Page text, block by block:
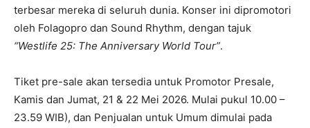
terbesar mereka di seluruh dunia. Konser ini dipromotori
oleh Folagopro dan Sound Rhythm, dengan tajuk
“Westlife 25: The Anniversary World Tour”.
Tiket pre-sale akan tersedia untuk Promotor Presale,
Kamis dan Jumat, 21 & 22 Mei 2026. Mulai pukul 10.00 –
23.59 WIB), dan Penjualan untuk Umum dimulai pada